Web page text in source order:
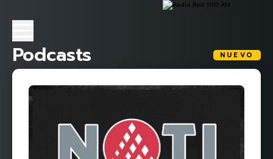
Podcasts NUEVO